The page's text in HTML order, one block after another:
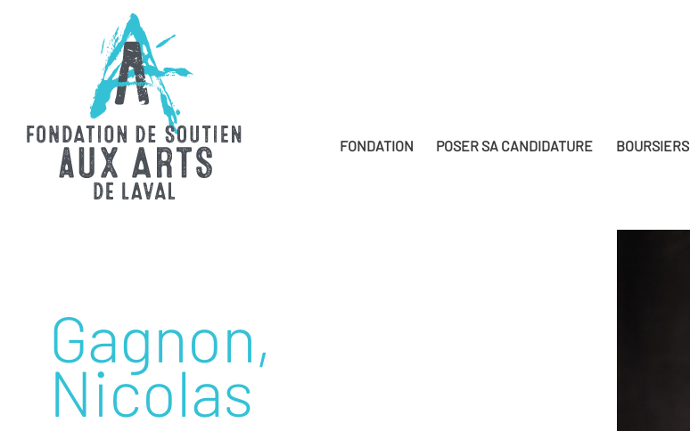
FONDATION POSER SA CANDIDATURE BOURSIERS
Gagnon,
Nicolas